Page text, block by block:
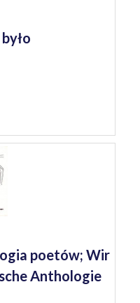
poetów; Wir
Anthologie